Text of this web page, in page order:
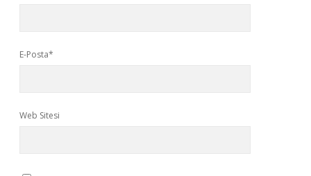
E-Posta*
Web Sitesi